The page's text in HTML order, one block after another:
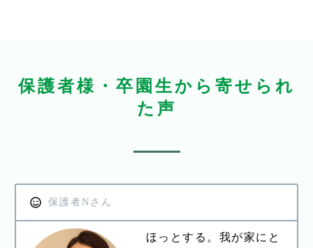
保護者様・卒園生から寄せられ
た声
保護者Nさん
ほっとする。我が家にと